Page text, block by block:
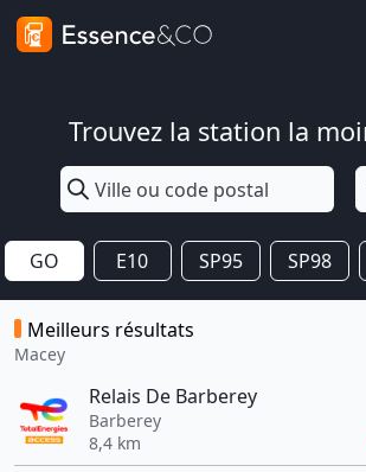
Trouvez la station la
GO E10 SP95 SP98
Meilleurs résultats
Macey
Relais De Barberey
Barberey
8,4 km